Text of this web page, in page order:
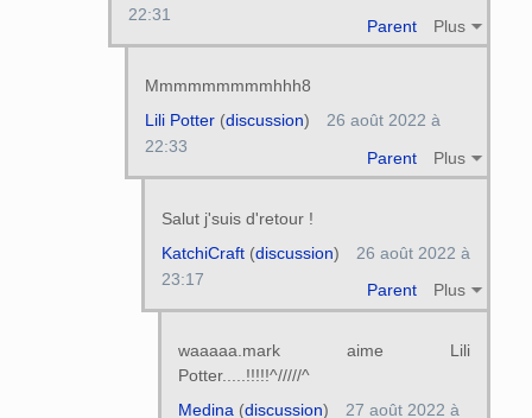
Parent Plus
22:31
Mmmmmmmmmhhh8
Parent Plus
Lili Potter(discussion)
26 août 2022 à
22:33
Salut j'suis d'retour !
Parent Plus
KatchiCraft(discussion)
26 août 2022 à
23:17
waaaaa.mark aime Lili
Potter.....!!!!!^/////^
Medina(discussion) 27 août 2022 à